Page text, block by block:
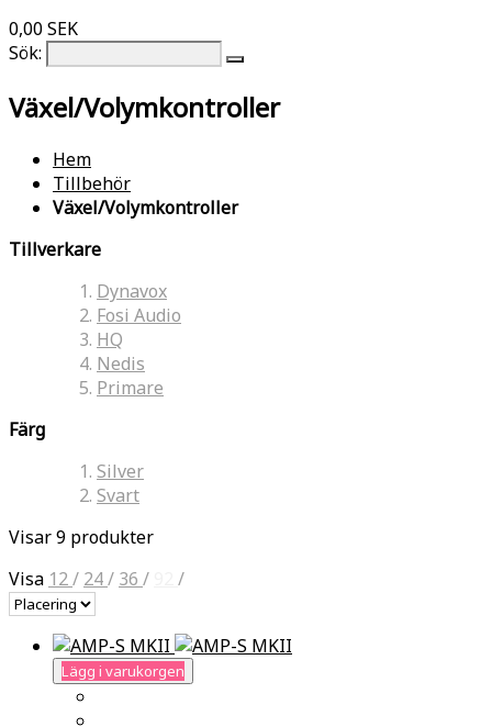
0,00 SEK
Sök:
Växel/Volymkontroller
Hem
Tillbehör
Växel/Volymkontroller
Tillverkare
Dynavox
Fosi Audio
HQ
Nedis
Primare
Färg
Silver
Svart
Visar 9 produkter
Visa 12/ 24/ 36 / /
Lägg i varukorgen